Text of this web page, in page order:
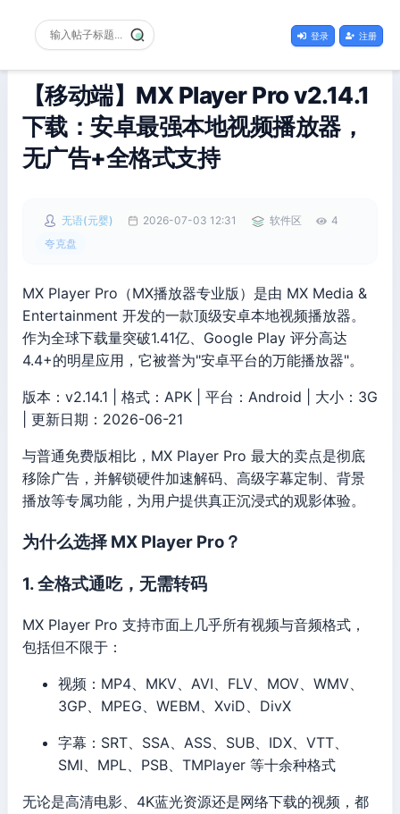
登录 注册
【移动端】MX Player Pro v2.14.1
下载：安卓最强本地视频播放器，
无广告+全格式支持
无语(元婴) 2026-07-03 12:31 软件区
4
夸克盘
MX Player Pro（MX播放器专业版）是由 MX Media &
Entertainment 开发的一款顶级安卓本地视频播放器。
作为全球下载量突破1.41亿、Google Play 评分高达
4.4+的明星应用，它被誉为"安卓平台的万能播放器"。
版本：v2.14.1 | 格式：APK | 平台：Android | 大小：3G
| 更新日期：2026-06-21
与普通免费版相比，MX Player Pro 最大的卖点是彻底
移除广告，并解锁硬件加速解码、高级字幕定制、背景
播放等专属功能，为用户提供真正沉浸式的观影体验。
为什么选择 MX Player Pro？
1. 全格式通吃，无需转码
MX Player Pro 支持市面上几乎所有视频与音频格式，
包括但不限于：
视频：MP4、MKV、AVI、FLV、MOV、WMV、
3GP、MPEG、WEBM、XviD、DivX
字幕：SRT、SSA、ASS、SUB、IDX、VTT、
SMI、MPL、PSB、TMPlayer 等十余种格式
无论是高清电影、4K蓝光资源还是网络下载的视频，都